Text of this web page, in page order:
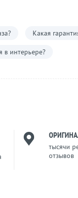
Какая
в интерьере?
тысячи
отзывов